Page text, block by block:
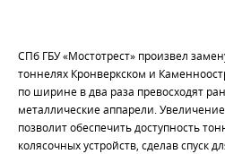
СПб ГБУ «Мостотрест» произвел
тоннелях Кронверкском и
по ширине в два раза превосходят
металлические аппарели.
позволит обеспечить доступность
колясочных устройств, сделав спуск